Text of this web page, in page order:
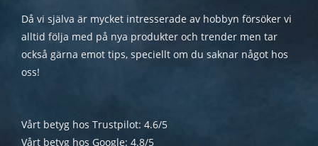
Då vi själva är mycket intresserade av hobbyn försöker vi
alltid följa med på nya produkter och trender men tar
också gärna emot tips, speciellt om du saknar något hos
oss!
Vårt betyg hos Trustpilot: 4.6/5
Vårt betyg hos Google: 4.8/5